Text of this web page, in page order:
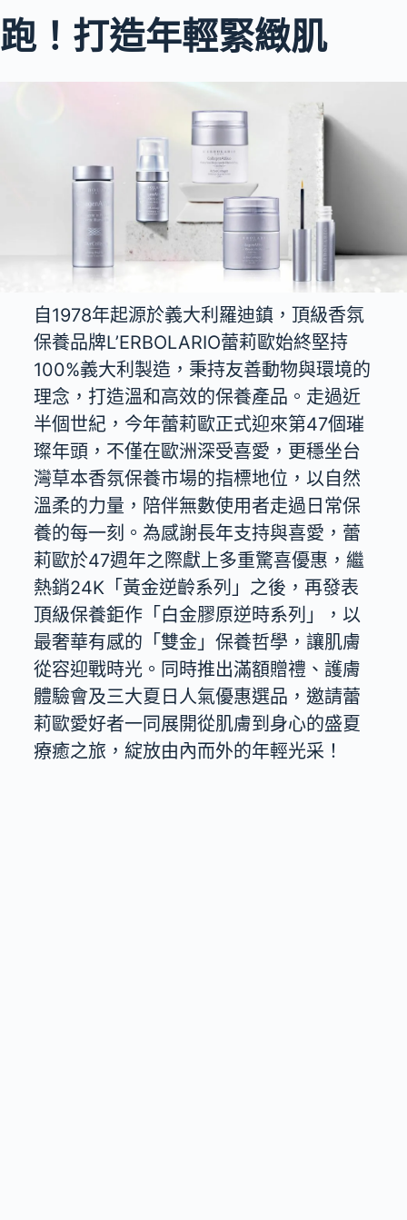
跑！打造年輕緊緻肌
自1978年起源於義大利羅迪鎮，頂級香氛
保養品牌L’ERBOLARIO蕾莉歐始終堅持
100%義大利製造，秉持友善動物與環境的
理念，打造溫和高效的保養產品。走過近
半個世紀，今年蕾莉歐正式迎來第47個璀
璨年頭，不僅在歐洲深受喜愛，更穩坐台
灣草本香氛保養市場的指標地位，以自然
溫柔的力量，陪伴無數使用者走過日常保
養的每一刻。為感謝長年支持與喜愛，蕾
莉歐於47週年之際獻上多重驚喜優惠，繼
熱銷24K「黃金逆齡系列」之後，再發表
頂級保養鉅作「白金膠原逆時系列」，以
最奢華有感的「雙金」保養哲學，讓肌膚
從容迎戰時光。同時推出滿額贈禮、護膚
體驗會及三大夏日人氣優惠選品，邀請蕾
莉歐愛好者一同展開從肌膚到身心的盛夏
療癒之旅，綻放由內而外的年輕光采！